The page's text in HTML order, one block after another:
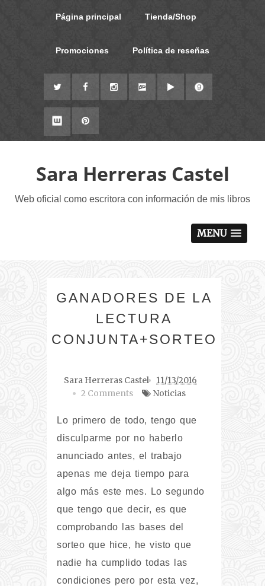
Página principal Tienda/Shop
Promociones Política de reseñas
Sara Herreras Castel
Web oficial como escritora con información de mis libros
MENU
GANADORES DE LA
LECTURA
CONJUNTA+SORTEO
Sara Herreras Castel
11/13/2016
2 Comments
Noticias
Lo primero de todo, tengo que
disculparme por no haberlo
anunciado antes, el trabajo
apenas me deja tiempo para
algo más este mes. Lo segundo
que tengo que decir, es que
comprobando las bases del
sorteo que hice, he visto que
nadie ha cumplido todas las
condiciones pero por esta vez,